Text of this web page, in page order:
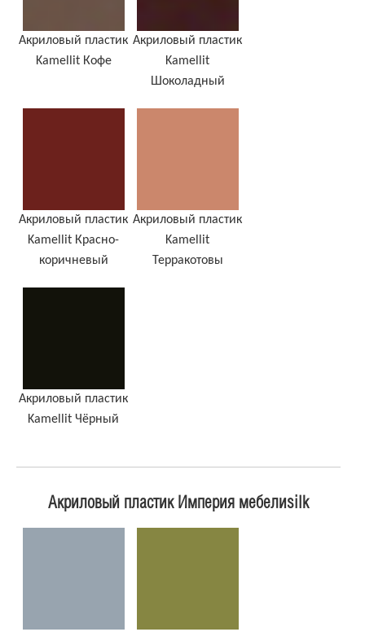
Акриловый пластик
Kamellit Кофе
Акриловый пластик
Kamellit
Шоколадный
Акриловый пластик
Kamellit Красно-
коричневый
Акриловый пластик
Kamellit
Терракотовы
Акриловый пластик
Kamellit Чёрный
Акриловый пластик Империя мебелиsilk